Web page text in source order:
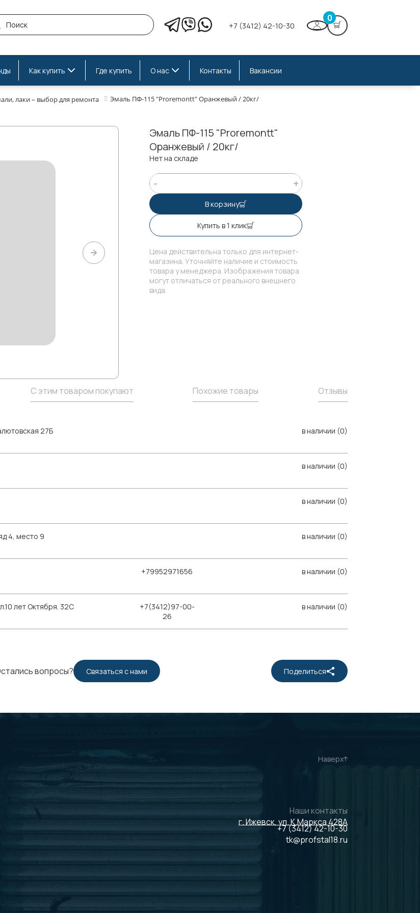
+7 (3412) 42-10-30
0
Как купить Где купить О нас Контакты Вакансии
лаки – выбор для ремонта Эмаль ПФ-115 "Proremontt" Оранжевый / 20кг/
Эмаль ПФ-115 "Proremontt"
Оранжевый / 20кг/
Нет на складе
В корзину
Купить в 1 клик
Цена действительна только для интернет-
магазина. Уточняйте наличие и стоимость
товара у менеджера. Изображения товара
могут отличаться от реального внешнего
вида.
С этим товаром покупают Похожие товары Отзывы
27Б
в наличии (0)
в наличии (0)
в наличии (0)
4, место 9
в наличии (0)
+79952971656 в наличии (0)
лет Октября. 32С
+7(3412)97-00-
26
в наличии (0)
вопросы? Связаться с нами Поделиться
Наверх
Наши контакты
г. Ижевск, ул. К.Маркса 428А
+7 (3412) 42-10-30
tk@profstal18.ru